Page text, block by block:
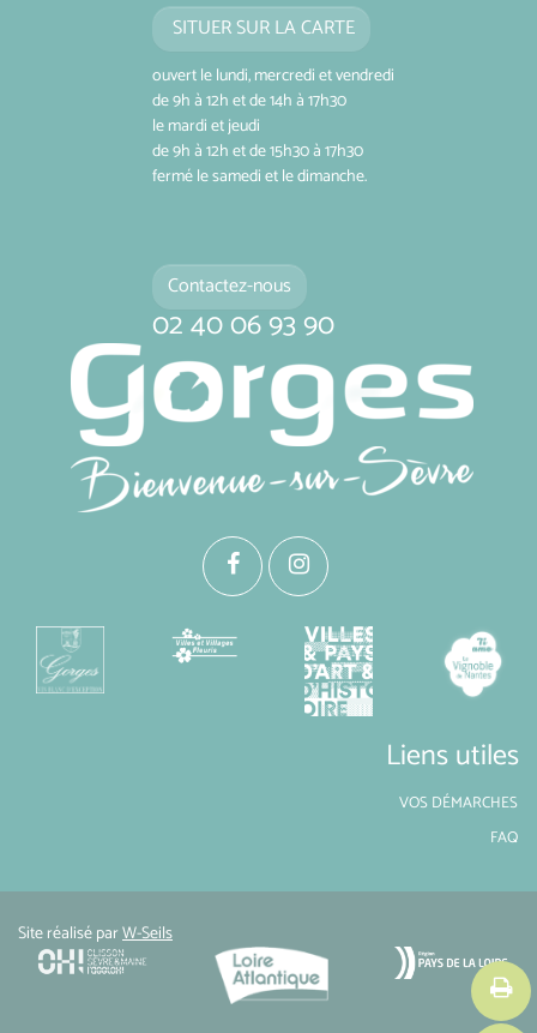
SITUER SUR LA CARTE
ouvert le lundi, mercredi et vendredi
de 9h à 12h et de 14h à 17h30
le mardi et jeudi
de 9h à 12h et de 15h30 à 17h30
fermé le samedi et le dimanche.
Contactez-nous
02 40 06 93 90
Liens utiles
VOS DÉMARCHES
FAQ
Site réalisé parW-Seils